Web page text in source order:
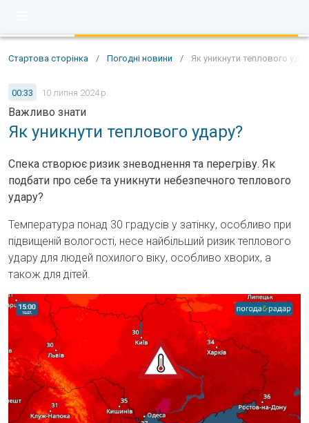
Стартова сторінка / Погодні новини / Як уникнути теплового
00:33 10 липня 2024 р.
Важливо знати
Як уникнути теплового удару?
Спека створює ризик зневоднення та перегріву. Як
подбати про себе та уникнути небезпечного теплового
удару?
Температура понад 30 градусів у затінку, особливо при
підвищеній вологості, несе найбільший ризик теплового
удару для людей похилого віку, особливо хворих, а
також для дітей.